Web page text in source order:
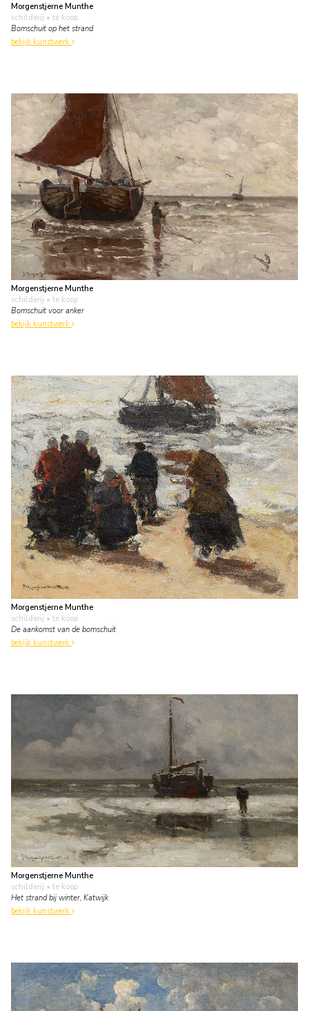
Morgenstjerne Munthe
schilderij • te koop
Bomschuit op het strand
bekijk kunstwerk
Morgenstjerne Munthe
schilderij • te koop
Bomschuit voor anker
bekijk kunstwerk
Morgenstjerne Munthe
schilderij • te koop
De aankomst van de bomschuit
bekijk kunstwerk
Morgenstjerne Munthe
schilderij • te koop
Het strand bij winter, Katwijk
bekijk kunstwerk